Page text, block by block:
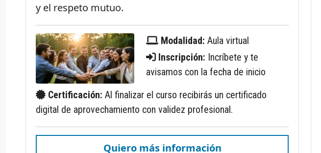
y el respeto mutuo.
Modalidad: Aula virtual
Inscripción: Incríbete y te
avisamos con la fecha de inicio
Certificación: Al finalizar el curso recibirás un certificado
digital de aprovechamiento con validez profesional.
Quiero más información